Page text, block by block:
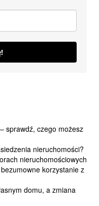
sprawdź, czego możesz
nieruchomości?
nieruchomościowych
korzystanie z
domu, a zmiana